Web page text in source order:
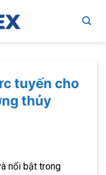
tuyến cho
thủy
nổi bật trong